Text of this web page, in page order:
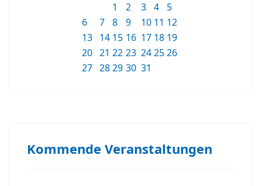
1
2 3 4
5
6
7 8 9 10 11 12
13 14 15 16 17 18 19
20 21 22 23 242526
27 2829 30 31
Kommende Veranstaltungen